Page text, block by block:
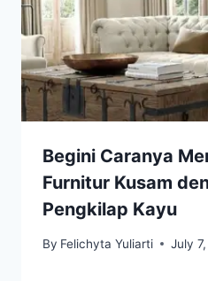
Begini Caranya
Furnitur Kusam
Pengkilap Kayu
By Felichyta Yuliarti July